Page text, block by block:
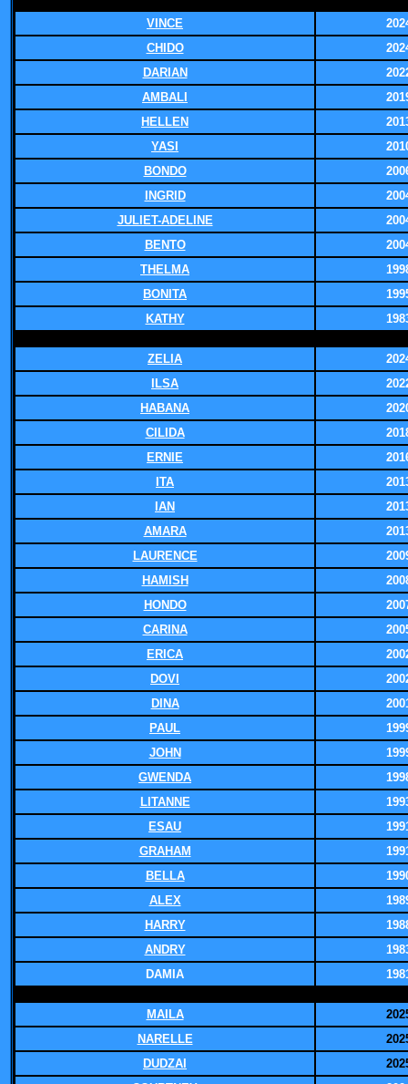
VINCE
CHIDO
DARIAN
AMBALI
HELLEN
YASI
BONDO
INGRID
JULIET-ADELINE
BENTO
THELMA
BONITA
KATHY
ZELIA
ILSA
HABANA
CILIDA
ERNIE
ITA
IAN
AMARA
LAURENCE
HAMISH
HONDO
CARINA
ERICA
DOVI
DINA
PAUL
JOHN
GWENDA
LITANNE
ESAU
GRAHAM
BELLA
ALEX
HARRY
ANDRY
DAMIA
MAILA
NARELLE
DUDZAI